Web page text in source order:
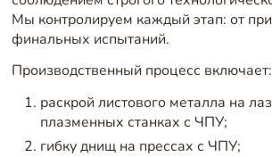
Мы контролируем каждый этап: от
финальных испытаний.
Производственный процесс включает:
раскрой листового металла на
плазменных станках с ЧПУ;
гибку днищ на прессах с ЧПУ;